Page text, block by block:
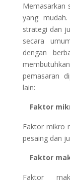
Memasarkan
yang
strategi dan
secara
dengan
pemasaran
lain:
Faktor
Faktor mikro
pesaing dan
Faktor
Faktor